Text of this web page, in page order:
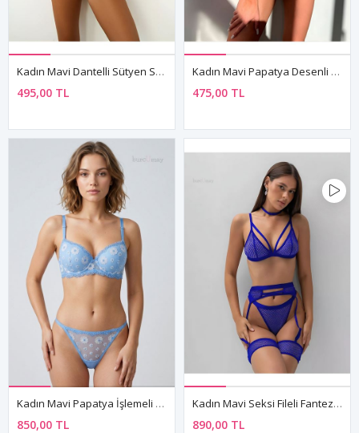
Kadın Mavi Dantelli Sütyen String Seksi Fantezi İç Çamaşırı Takımı
495,00 TL
Kadın Mavi Papatya Desenli Seksi Sütyen String Transparan Fantezi İç Çamaşır Takımı
475,00 TL
Kadın Mavi Papatya İşlemeli Dantel Detaylı Çift Dolgulu Sütyen Transparan String Takımı
850,00 TL
Kadın Mavi Seksi Fileli Fantezi Jartiyer Sütyen String İç Çamaşır Takımı
890,00 TL